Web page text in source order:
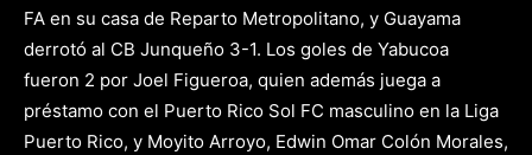
FA en su casa de Reparto Metropolitano, y Guayama
derrotó al CB Junqueño 3-1. Los goles de Yabucoa
fueron 2 por Joel Figueroa, quien además juega a
préstamo con el Puerto Rico Sol FC masculino en la Liga
Puerto Rico, y Moyito Arroyo, Edwin Omar Colón Morales,